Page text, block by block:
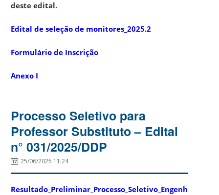
deste edital.
Edital de seleção de monitores_2025.2
Formulário de Inscrição
Anexo I
Processo Seletivo para
Professor Substituto – Edital
n° 031/2025/DDP
25/06/2025 11:24